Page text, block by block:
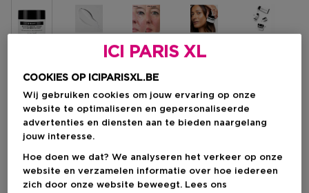
Kies je formaat
50 ML Op voorraad
50 ML
€ 20,00
ICI PARIS XL
COOKIES OP ICIPARISXL.BE
Wij gebruiken cookies om jouw ervaring op onze
website te optimaliseren en gepersonaliseerde
advertenties en diensten aan te bieden naargelang
jouw interesse.
Hoe doen we dat? We analyseren het verkeer op onze
website en verzamelen informatie over hoe iedereen
zich door onze website beweegt. Lees ons